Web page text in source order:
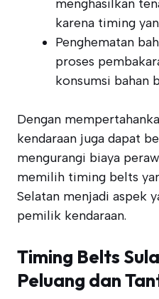
menghasilkan
karena timing
Penghematan
proses
konsumsi bahan
Dengan
kendaraan juga dapat
mengurangi biaya
memilih timing belts
Selatan menjadi aspek
pemilik kendaraan.
Timing Belts
Peluang dan